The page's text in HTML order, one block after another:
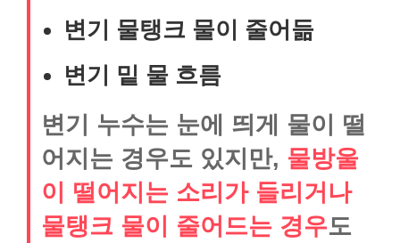
변기 물탱크 물이 줄어듦
변기 밑 물 흐름
변기 누수는 눈에 띄게 물이 떨
어지는 경우도 있지만, 물방울
이 떨어지는 소리가 들리거나
물탱크 물이 줄어드는 경우도